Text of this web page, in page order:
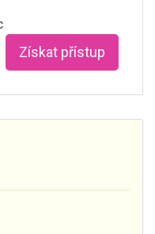
Získat přístup